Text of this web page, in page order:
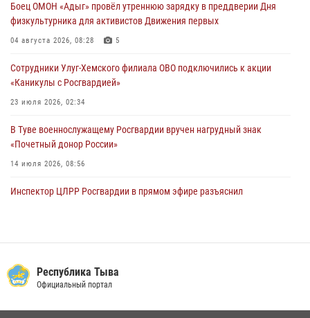
В Туве офицер Росгвардии подвела итоги юбилейного личного
забега
Боец ОМОН «Адыг» провёл утреннюю зарядку в преддверии Дня
физкультурника для активистов Движения первых
04 августа 2026, 08:28 5
Сотрудники Улуг-Хемского филиала ОВО подключились к акции
«Каникулы с Росгвардией»
23 июля 2026, 02:34
В Туве военнослужащему Росгвардии вручен нагрудный знак
«Почетный донор России»
14 июля 2026, 08:56
Инспектор ЦЛРР Росгвардии в прямом эфире разъяснил
Спортсмены Росгвардии стали победителями и призерами
Чемпионата по лёгкой атлетике Наадым-2026
Республика Тыва
Официальный портал